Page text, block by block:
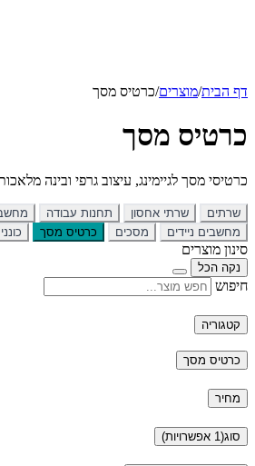
דף הבית/מוצרים/כרטיס מסך
כרטיס מסך
כרטיסי מסך לגיימינג, עיצוב גרפי ובינה
שרתים שרתי אחסון תחנות עבודה
מחשבים ניידים
מסכים כרטיס מסך
סינון מוצרים
נקה הכל
חיפוש
קטגוריה
כרטיס מסך
מחיר
סוג(1 אפשרויות)